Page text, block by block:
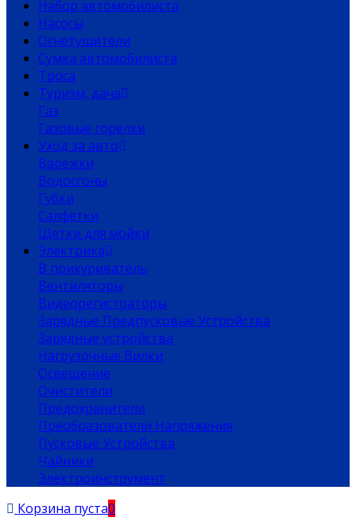
Набор автомобилиста
Насосы
Огнетушители
Сумка автомобилиста
Троса
Туризм, дача
Газ
Газовые горелки
Уход за авто
Варежки
Водосгоны
Губки
Салфетки
Щетки для мойки
Электрика
В прикуриватель
Вентиляторы
Видеорегистраторы
Зарядные Предпусковые Устройства
Зарядные устройства
Нагрузочные Вилки
Освещение
Очистители
Предохранители
Преобразователи Напряжения
Пусковые Устройства
Чайники
Электроинструмент
Корзина пуста0